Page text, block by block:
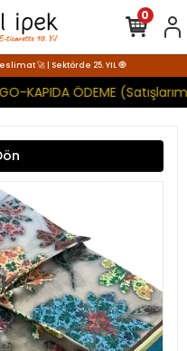
🚀 | Sektörde 25. YIL 🧿
ÖDEME
0